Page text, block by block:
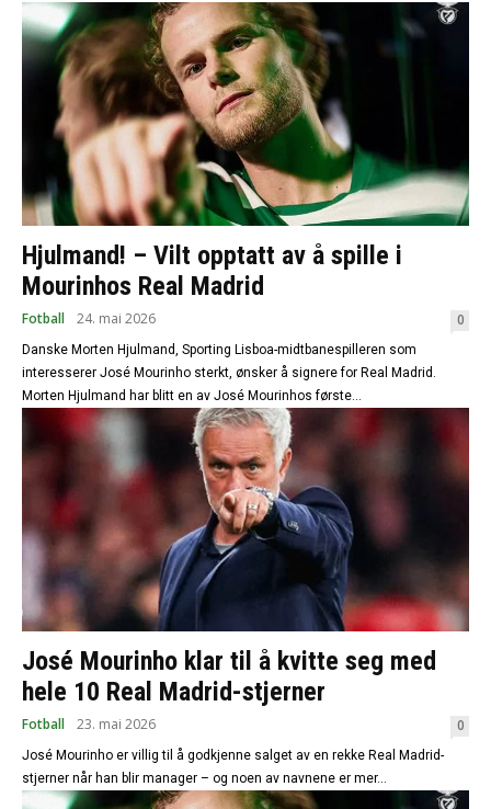
Hjulmand! – Vilt opptatt av å spille i
Mourinhos Real Madrid
Fotball 24. mai 2026 0
Danske Morten Hjulmand, Sporting Lisboa-midtbanespilleren som
interesserer José Mourinho sterkt, ønsker å signere for Real Madrid.
Morten Hjulmand har blitt en av José Mourinhos første...
José Mourinho klar til å kvitte seg med
hele 10 Real Madrid-stjerner
Fotball 23. mai 2026 0
José Mourinho er villig til å godkjenne salget av en rekke Real Madrid-
stjerner når han blir manager – og noen av navnene er mer...